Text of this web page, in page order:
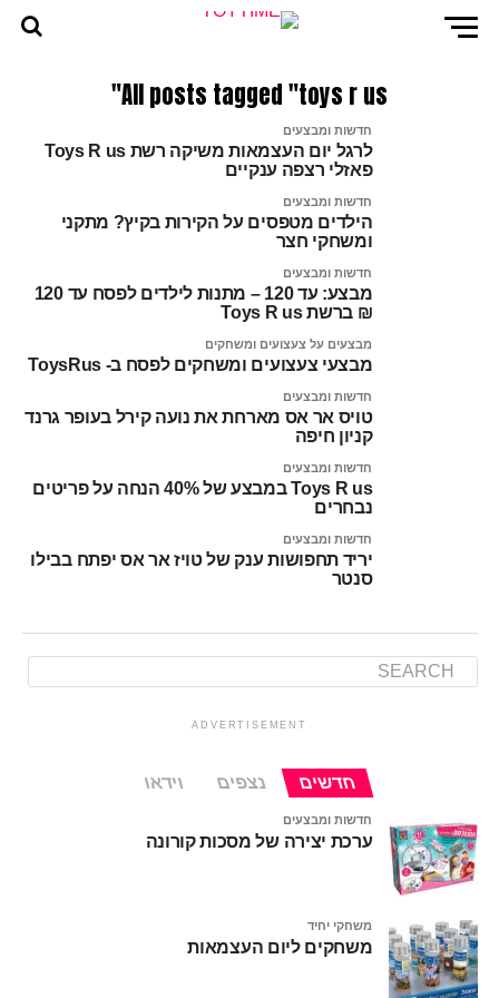
All posts tagged "toys r us"
חדשות ומבצעים
לרגל יום העצמאות משיקה רשת Toys R us
פאזלי רצפה ענקיים
חדשות ומבצעים
הילדים מטפסים על הקירות בקיץ? מתקני
ומשחקי חצר
חדשות ומבצעים
מבצע: עד 120 – מתנות לילדים לפסח עד 120
₪ ברשת Toys R us
מבצעים על צעצועים ומשחקים
מבצעי צעצועים ומשחקים לפסח ב- ToysRus
חדשות ומבצעים
טויס אר אס מארחת את נועה קירל בעופר גרנד
קניון חיפה
חדשות ומבצעים
Toys R us במבצע של 40% הנחה על פריטים
נבחרים
חדשות ומבצעים
יריד תחפושות ענק של טויז אר אס יפתח בבילו
סנטר
ADVERTISEMENT
חדשים נצפים וידאו
חדשות ומבצעים
ערכת יצירה של מסכות קורונה
משחקי יחיד
משחקים ליום העצמאות